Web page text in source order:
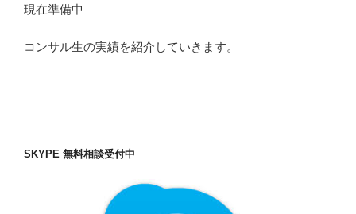
現在準備中
コンサル生の実績を紹介していきます。
SKYPE 無料相談受付中